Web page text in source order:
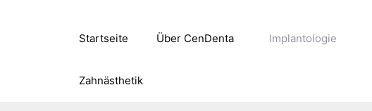
Startseite Über CenDenta Implantologie
Zahnästhetik